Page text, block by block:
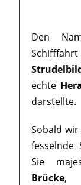
Den
echte
darstellte.
Sobald
fesselnde
Sie
Brücke,